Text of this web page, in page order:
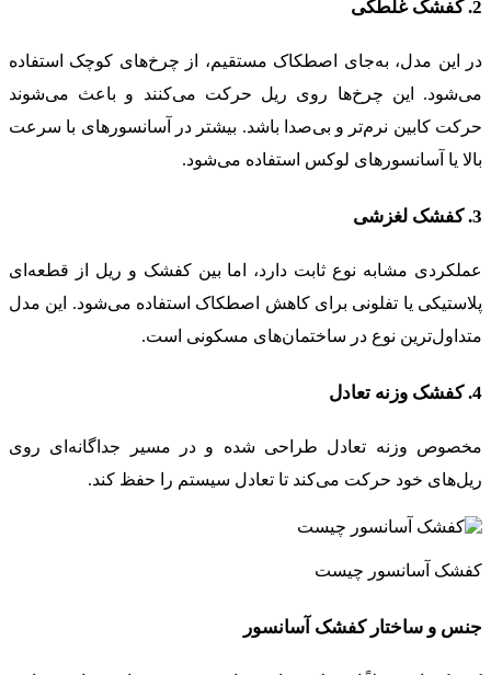
2. کفشک غلطکی
در این مدل، به‌جای اصطکاک مستقیم، از چرخ‌های کوچک استفاده
می‌شود. این چرخ‌ها روی ریل حرکت می‌کنند و باعث می‌شوند
حرکت کابین نرم‌تر و بی‌صدا باشد. بیشتر در آسانسورهای با سرعت
بالا یا آسانسورهای لوکس استفاده می‌شود.
3. کفشک لغزشی
عملکردی مشابه نوع ثابت دارد، اما بین کفشک و ریل از قطعه‌ای
پلاستیکی یا تفلونی برای کاهش اصطکاک استفاده می‌شود. این مدل
متداول‌ترین نوع در ساختمان‌های مسکونی است.
4. کفشک وزنه تعادل
مخصوص وزنه تعادل طراحی شده و در مسیر جداگانه‌ای روی
ریل‌های خود حرکت می‌کند تا تعادل سیستم را حفظ کند.
کفشک آسانسور چیست
جنس و ساختار کفشک آسانسور